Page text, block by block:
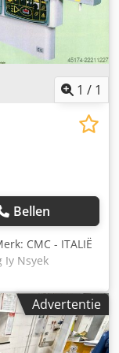
1 / 1
Bellen
CMC - ITALIË
Iy Nsyek
inrichting
meubels,
deurkozijnen,
en
specificaties:
Advertentie